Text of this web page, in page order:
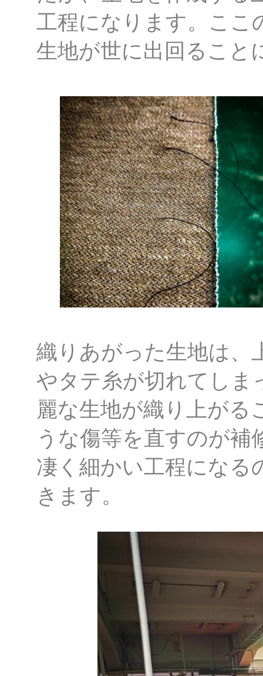
工程になります。ここ
生地が世に出回ること
織りあがった生地は、
やタテ糸が切れてしま
麗な生地が織り上が
うな傷等を直すのが
凄く細かい工程になる
きます。